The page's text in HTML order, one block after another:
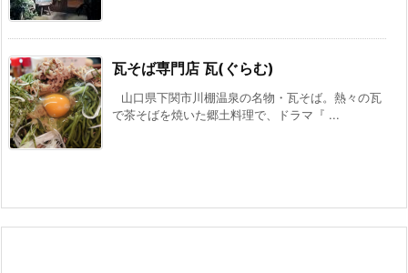
瓦そば専門店 瓦(ぐらむ)
山口県下関市川棚温泉の名物・瓦そば。熱々の瓦
で茶そばを焼いた郷土料理で、ドラマ『 ...